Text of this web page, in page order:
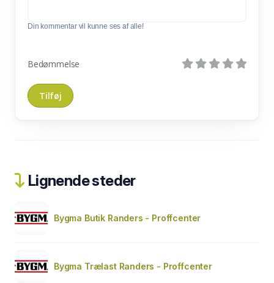
Din kommentar vil kunne ses af alle!
Bedømmelse
Lignende steder
Bygma Butik Randers - Proffcenter
Bygma Trælast Randers - Proffcenter